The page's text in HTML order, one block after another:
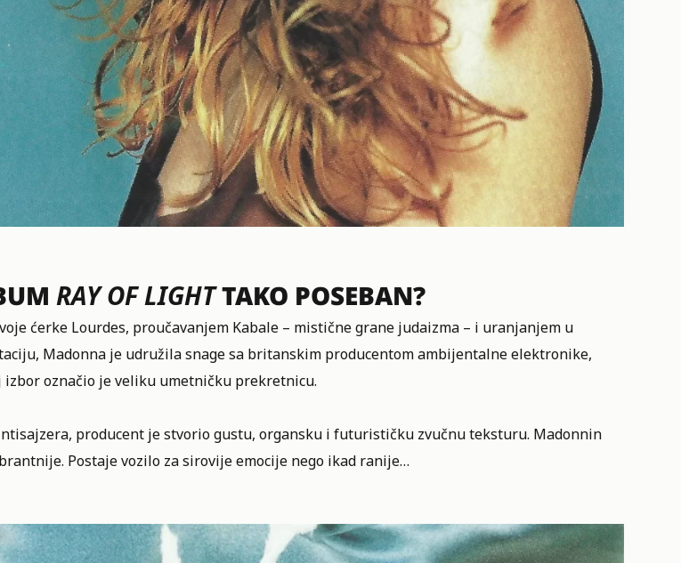
RAY OF LIGHTTAKO POSEBAN?
ćerke Lourdes, proučavanjem Kabale – mistične grane judaizma – i uranjanjem u
Madonna je udružila snage sa britanskim producentom ambijentalne elektronike,
označio je veliku umetničku prekretnicu.
producent je stvorio gustu, organsku i futurističku zvučnu teksturu. Madonnin
Postaje vozilo za sirovije emocije nego ikad ranije…